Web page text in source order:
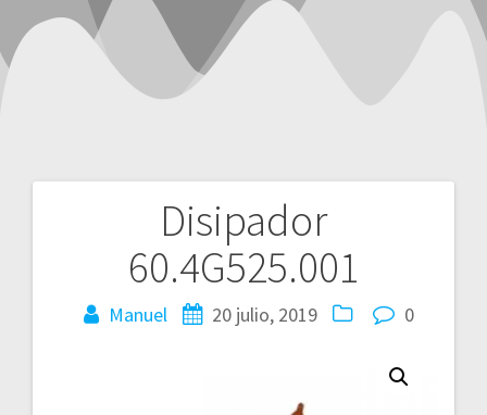
Disipador
60.4G525.001
Manuel 20 julio, 2019 0
Navegación
entradas